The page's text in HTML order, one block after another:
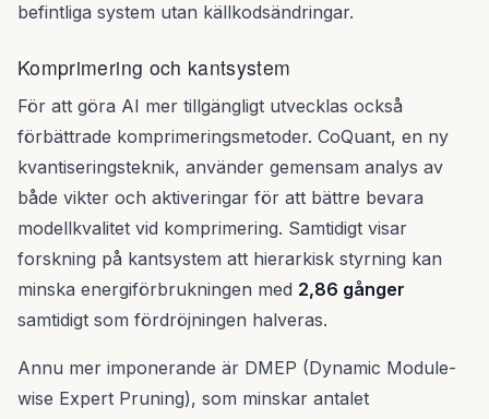
befintliga system utan källkodsändringar.
Komprimering och kantsystem
För att göra AI mer tillgängligt utvecklas också
förbättrade komprimeringsmetoder. CoQuant, en ny
kvantiseringsteknik, använder gemensam analys av
både vikter och aktiveringar för att bättre bevara
modellkvalitet vid komprimering. Samtidigt visar
forskning på kantsystem att hierarkisk styrning kan
minska energiförbrukningen med 2,86 gånger
samtidigt som fördröjningen halveras.
Annu mer imponerande är DMEP (Dynamic Module-
wise Expert Pruning), som minskar antalet